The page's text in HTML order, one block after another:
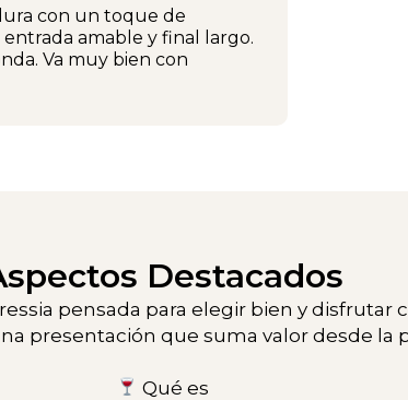
con un toque de
amable y final largo.
Va muy bien con
Destacados
pensada para elegir bien y disfrutar
presentación que suma valor desde la
Qué es